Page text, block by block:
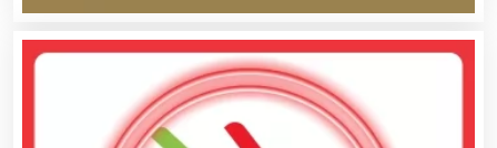
Combustibles y Lubricantes
Compresores de aire